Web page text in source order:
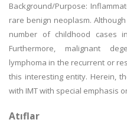
Background/Purpose:
rare benign neoplasm.
number of childhood cases
Furthermore, malignant
lymphoma in the recurrent or
this interesting entity. Herein,
with IMT with special emphasis
Atıflar